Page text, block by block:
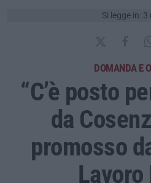
Si legge in:
DOMANDA E
“C’è posto
da
promosso